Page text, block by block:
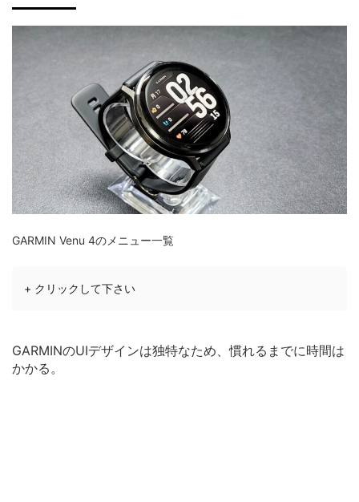
GARMIN Venu 4のメニュー一覧
+ クリックして下さい
GARMINのUIデザインは独特なため、慣れるまでに時間は
かかる。